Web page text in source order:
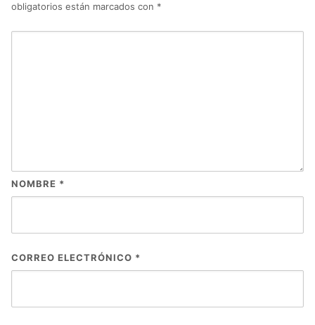
obligatorios están marcados con *
NOMBRE *
CORREO ELECTRÓNICO *